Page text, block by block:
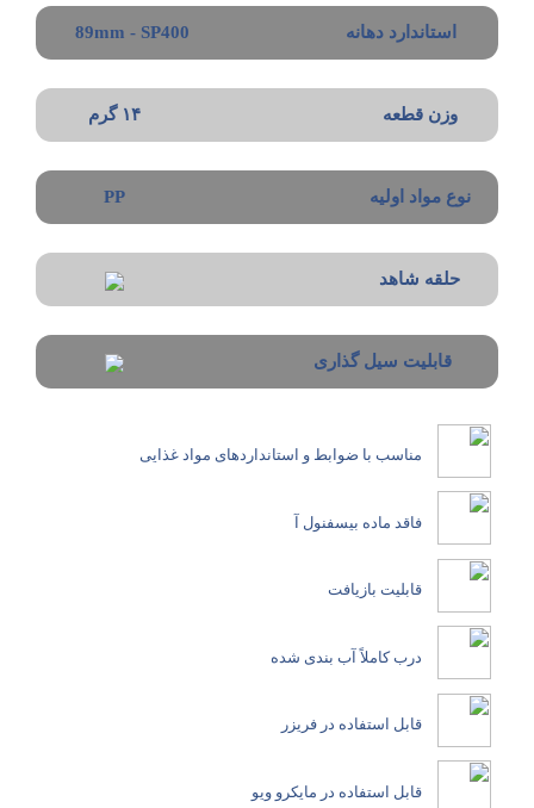
استاندارد دهانه 89mm - SP400
وزن قطعه ۱۴ گرم
نوع مواد اولیه PP
حلقه شاهد
قابلیت سیل گذاری
مناسب با ضوابط و استانداردهای مواد غذایی
فاقد ماده بیسفنول آ
قابلیت بازیافت
درب کاملاً آب بندی شده
قابل استفاده در فریزر
قابل استفاده در مایکرو ویو